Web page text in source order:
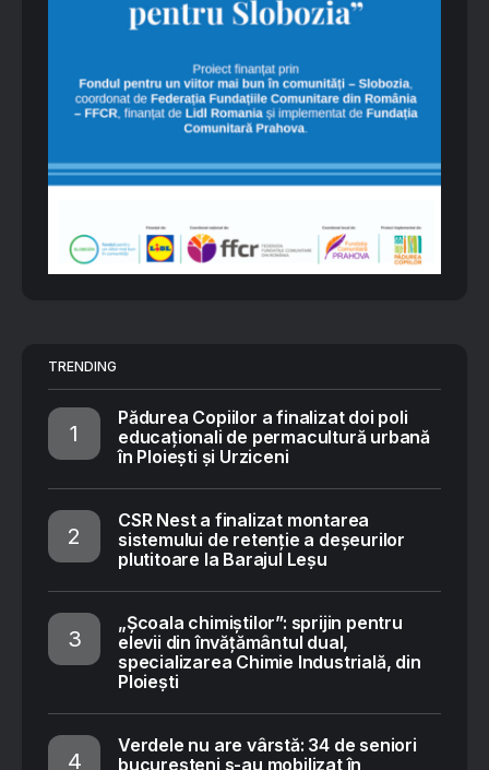
TRENDING
Pădurea Copiilor a finalizat doi poli
educaționali de permacultură urbană
în Ploiești și Urziceni
CSR Nest a finalizat montarea
sistemului de retenție a deșeurilor
plutitoare la Barajul Leșu
„Școala chimiștilor”: sprijin pentru
elevii din învățământul dual,
specializarea Chimie Industrială, din
Ploiești
Verdele nu are vârstă: 34 de seniori
bucureșteni s-au mobilizat în